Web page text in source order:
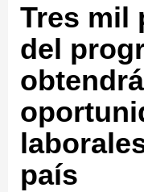
Tres mil
del
país